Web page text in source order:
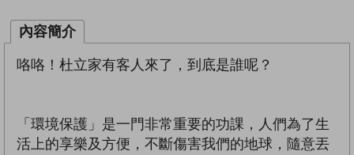
內容簡介
咯咯！杜立家有客人來了，到底是誰呢？
「環境保護」是一門非常重要的功課，人們為了生
活上的享樂及方便，不斷傷害我們的地球，隨意丟